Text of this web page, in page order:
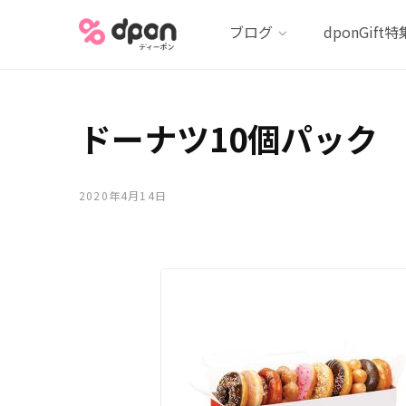
ブログ dponGift特
ドーナツ10個パック
2020年4月14日